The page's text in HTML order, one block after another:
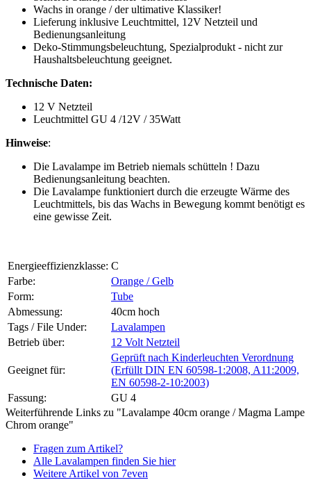
Wachs in orange / der ultimative Klassiker!
Lieferung inklusive Leuchtmittel, 12V Netzteil und
Bedienungsanleitung
Deko-Stimmungsbeleuchtung, Spezialprodukt - nicht zur
Haushaltsbeleuchtung geeignet.
Technische Daten:
12 V Netzteil
Leuchtmittel GU 4 /12V / 35Watt
Hinweise:
Die Lavalampe im Betrieb niemals schütteln ! Dazu
Bedienungsanleitung beachten.
Die Lavalampe funktioniert durch die erzeugte Wärme des
Leuchtmittels, bis das Wachs in Bewegung kommt benötigt es
eine gewisse Zeit.
Energieeffizienzklasse: C
Farbe:
Orange / Gelb
Form:
Tube
Abmessung:
40cm hoch
Tags / File Under:
Lavalampen
Betrieb über:
12 Volt Netzteil
Geeignet für:
Geprüft nach Kinderleuchten Verordnung
(Erfüllt DIN EN 60598-1:2008, A11:2009,
EN 60598-2-10:2003)
Fassung:
GU 4
Weiterführende Links zu "Lavalampe 40cm orange / Magma Lampe
Chrom orange"
Fragen zum Artikel?
Alle Lavalampen finden Sie hier
Weitere Artikel von 7even